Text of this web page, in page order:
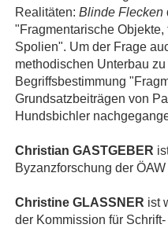
Realitäten: Blinde Flecken
"Fragmentarische Objekte,
Spolien". Um der Frage
methodischen Unterbau
Begriffsbestimmung
Grundsatzbeiträgen von
Hundsbichler
Christian GASTGEBER
Byzanzforschung der ÖAW
Christine GLASSNER ist
der Kommission für